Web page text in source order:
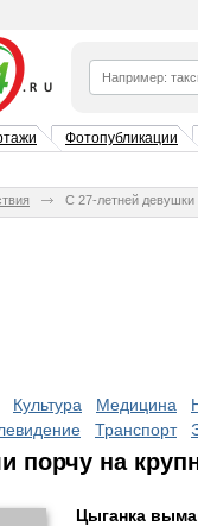
Фотопубликации
С 27-летней
Культура Медицина
Транспорт
порчу на
Цыганка